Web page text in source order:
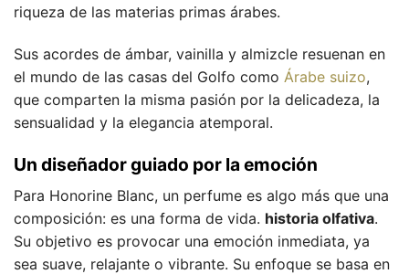
riqueza de las materias primas árabes.
Sus acordes de ámbar, vainilla y almizcle resuenan en
el mundo de las casas del Golfo como Árabe suizo,
que comparten la misma pasión por la delicadeza, la
sensualidad y la elegancia atemporal.
Un diseñador guiado por la emoción
Para Honorine Blanc, un perfume es algo más que una
composición: es una forma de vida. historia olfativa.
Su objetivo es provocar una emoción inmediata, ya
sea suave, relajante o vibrante. Su enfoque se basa en